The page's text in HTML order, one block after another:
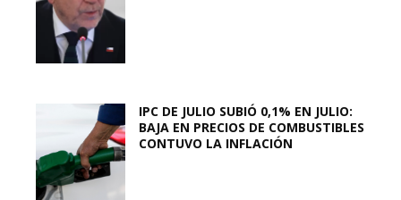
IPC DE JULIO SUBIÓ 0,1% EN JULIO:
BAJA EN PRECIOS DE COMBUSTIBLES
CONTUVO LA INFLACIÓN